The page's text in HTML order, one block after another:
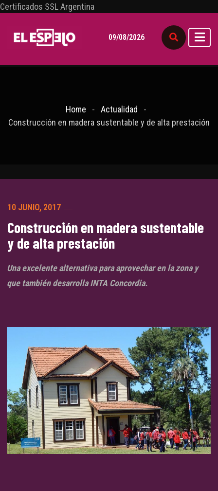
Certificados SSL Argentina
09/08/2026
Home
Actualidad
Construcción en madera sustentable y de alta prestación
10 JUNIO, 2017
Construcción en madera sustentable
y de alta prestación
Una excelente alternativa para aprovechar en la zona y
que también desarrolla INTA Concordia.